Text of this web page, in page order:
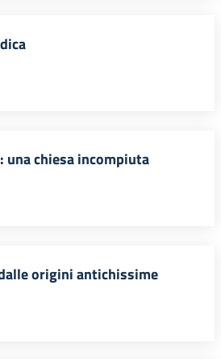
una chiesa incompiuta
origini antichissime